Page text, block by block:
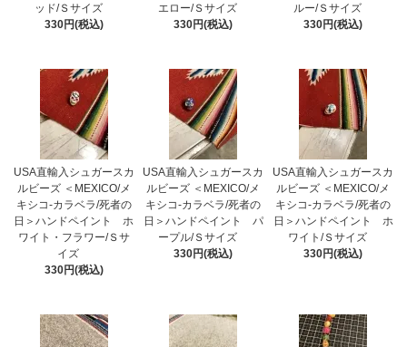
ッド/Ｓサイズ
330円(税込)
エロー/Ｓサイズ
330円(税込)
ルー/Ｓサイズ
330円(税込)
USA直輸入シュガースカ
ルビーズ ＜MEXICO/メ
キシコ-カラベラ/死者の
日＞ハンドペイント ホ
ワイト・フラワー/Ｓサ
イズ
330円(税込)
USA直輸入シュガースカ
ルビーズ ＜MEXICO/メ
キシコ-カラベラ/死者の
日＞ハンドペイント パ
ープル/Ｓサイズ
330円(税込)
USA直輸入シュガースカ
ルビーズ ＜MEXICO/メ
キシコ-カラベラ/死者の
日＞ハンドペイント ホ
ワイト/Ｓサイズ
330円(税込)